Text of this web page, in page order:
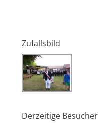
Zufallsbild
Derzeitige Besucher